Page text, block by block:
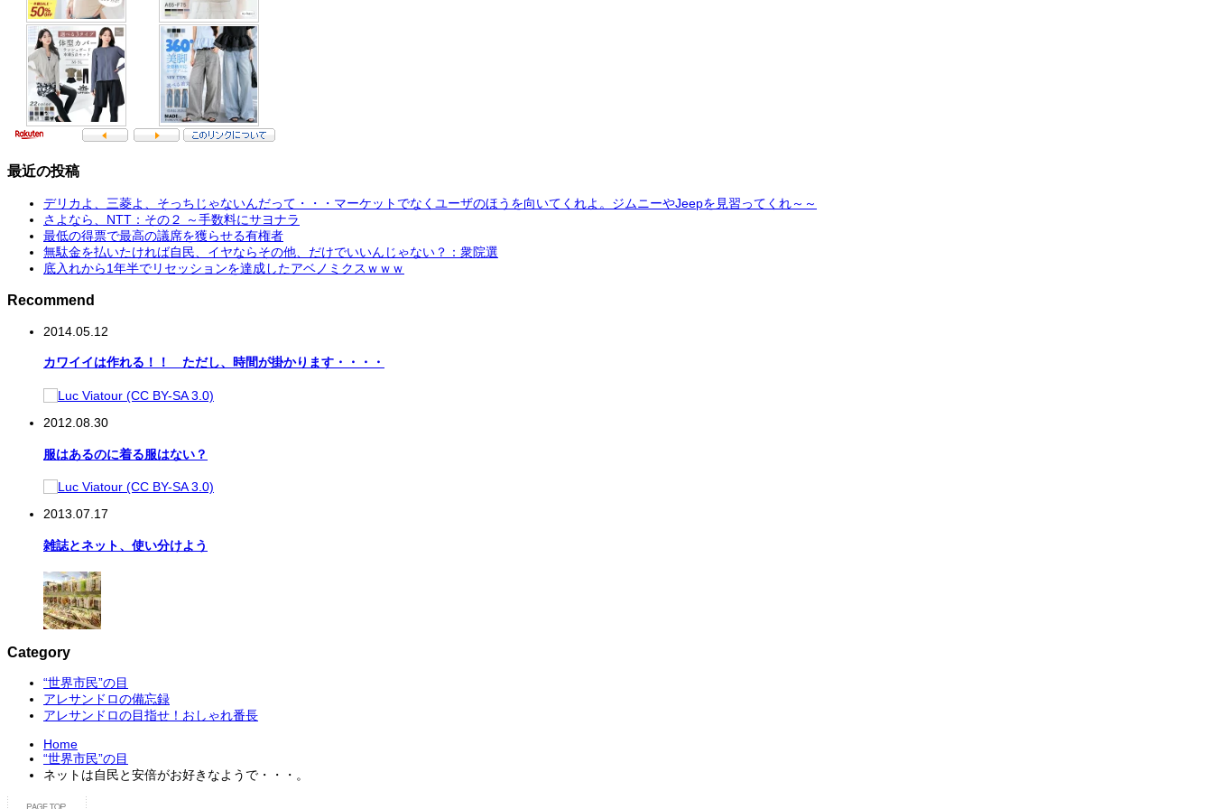
最近の投稿
デリカよ、三菱よ、そっちじゃないんだって・・・マーケットでなくユーザのほうを向いてくれよ。ジムニーやJeepを見習ってくれ～～
さよなら、NTT：その２ ～手数料にサヨナラ
最低の得票で最高の議席を獲らせる有権者
無駄金を払いたければ自民、イヤならその他、だけでいいんじゃない？：衆院選
底入れから1年半でリセッションを達成したアベノミクスｗｗｗ
Recommend
2014.05.12
カワイイは作れる！！ ただし、時間が掛かります・・・・
2012.08.30
服はあるのに着る服はない？
2013.07.17
雑誌とネット、使い分けよう
Category
“世界市民”の目
アレサンドロの備忘録
アレサンドロの目指せ！おしゃれ番長
Home
“世界市民”の目
ネットは自民と安倍がお好きなようで・・・。